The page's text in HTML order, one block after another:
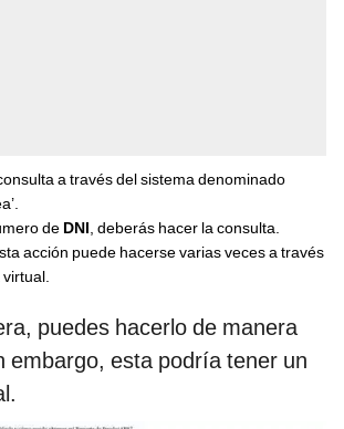
a través del sistema denominado
de DNI , deberás hacer la consulta.
acción puede hacerse varias veces a través
puedes hacerlo de manera
embargo, esta podría tener un